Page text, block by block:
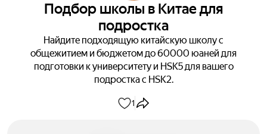
Подбор школы в Китае для
подростка
Найдите подходящую китайскую школу с
общежитием и бюджетом до 60000 юаней для
подготовки к университету и HSK5 для вашего
подростка с HSK2.
1